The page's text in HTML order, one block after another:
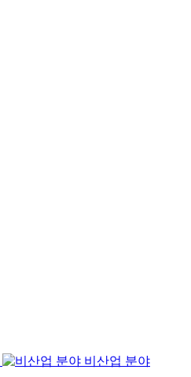
비산업 분야